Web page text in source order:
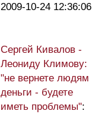
2009-10-24 12:36:06
Сергей Кивалов -
Леониду Климову:
"не вернете людям
деньги - будете
иметь проблемы":